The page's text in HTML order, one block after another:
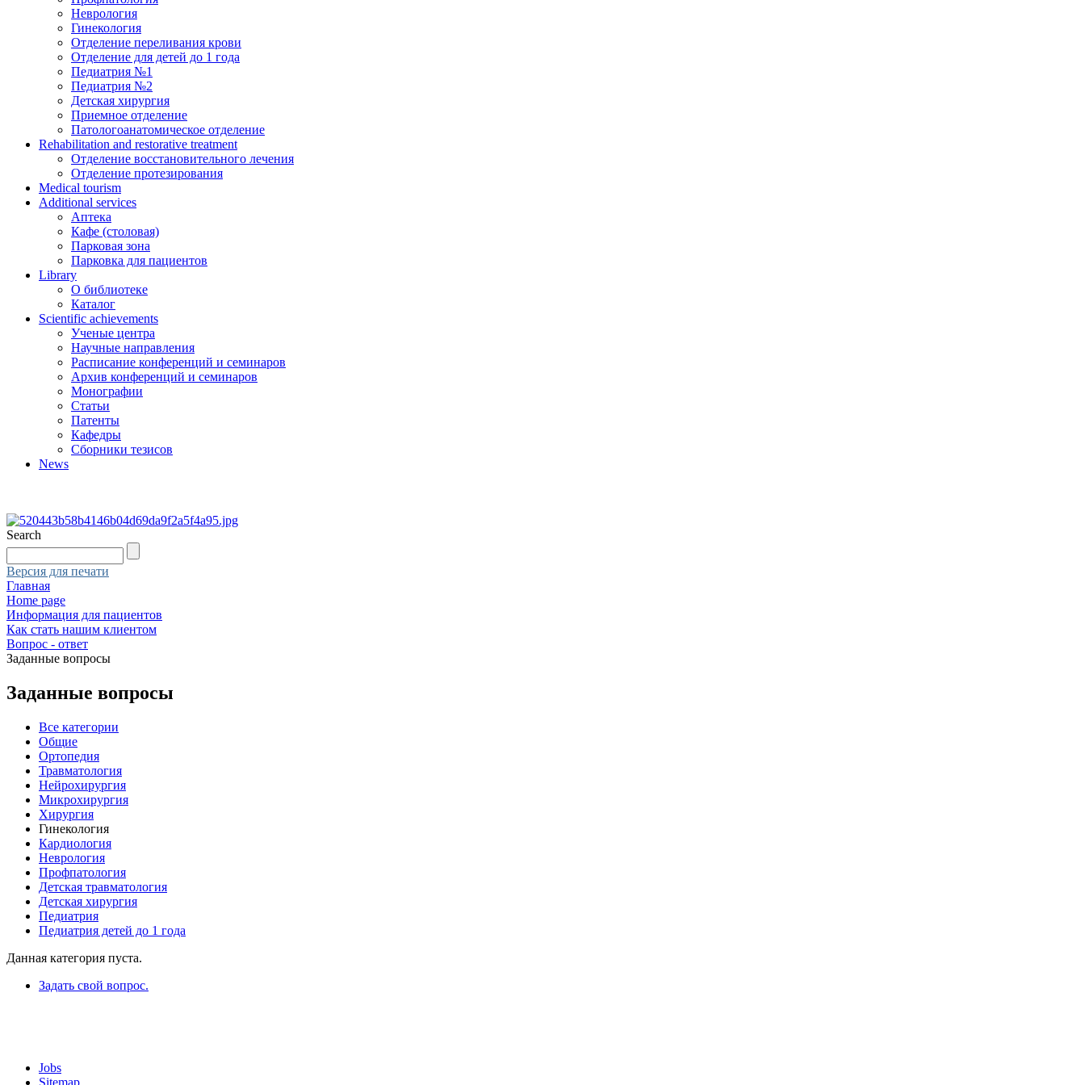
Неврология
Гинекология
Отделение переливания крови
Отделение для детей до 1 года
Педиатрия №1
Педиатрия №2
Детская хирургия
Приемное отделение
Патологоанатомическое отделение
Rehabilitation and restorative treatment
Отделение восстановительного лечения
Отделение протезирования
Medical tourism
Additional services
Аптека
Кафе (столовая)
Парковая зона
Парковка для пациентов
Library
О библиотеке
Каталог
Scientific achievements
Ученые центра
Научные направления
Расписание конференций и семинаров
Архив конференций и семинаров
Монографии
Статьи
Патенты
Кафедры
Сборники тезисов
News
Search
Версия для печати
Главная
Home page
Информация для пациентов
Как стать нашим клиентом
Вопрос - ответ
Заданные вопросы
Заданные вопросы
Все категории
Общие
Ортопедия
Травматология
Нейрохирургия
Микрохирургия
Хирургия
Гинекология
Кардиология
Неврология
Профпатология
Детская травматология
Детская хирургия
Педиатрия
Педиатрия детей до 1 года
Данная категория пуста.
Задать свой вопрос.
Jobs
Sitemap